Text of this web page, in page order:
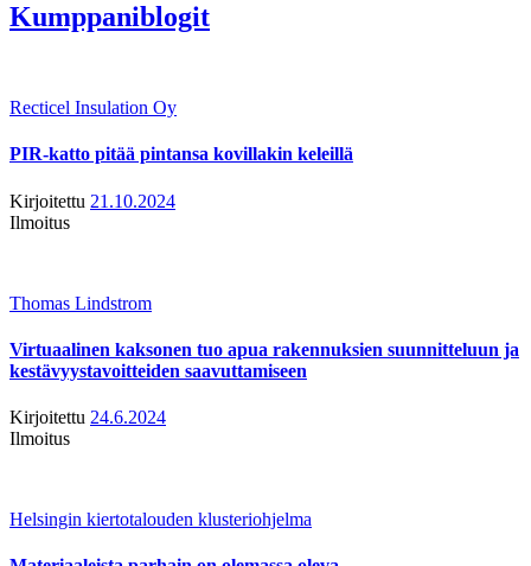
Kumppaniblogit
Recticel Insulation Oy
PIR-katto pitää pintansa kovillakin keleillä
Kirjoitettu 21.10.2024
Ilmoitus
Thomas Lindstrom
Virtuaalinen kaksonen tuo apua rakennuksien suunnitteluun ja
kestävyystavoitteiden saavuttamiseen
Kirjoitettu 24.6.2024
Ilmoitus
Helsingin kiertotalouden klusteriohjelma